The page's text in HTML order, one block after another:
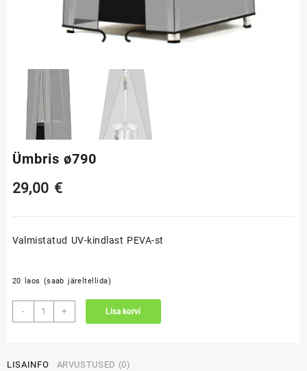
Ümbris ø790
29,00 €
Valmistatud UV-kindlast PEVA-st
20 laos (saab järeltellida)
-
Ümbris
ø790
+ Lisa korvi
LISAINFO ARVUSTUSED (0)